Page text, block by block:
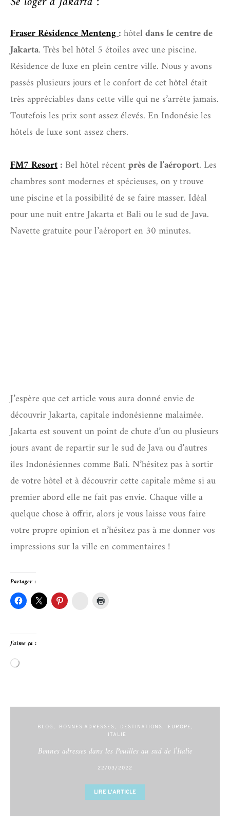
Fraser Résidence Menteng:hôteldans le centre de
Jakarta. Très bel hôtel 5 étoiles avec une piscine.
Résidence de luxe en plein centre ville. Nous y avons
passés plusieurs jours et le confort de cet hôtel était
très appréciables dans cette ville qui ne s’arrête jamais.
Toutefois les prix sont assez élevés. En Indonésie les
hôtels de luxe sont assez chers.
FM7 Resort: Bel hôtel récentprès de l’aéroport. Les
chambres sont modernes et spécieuses, on y trouve
une piscine et la possibilité de se faire masser. Idéal
pour une nuit entre Jakarta et Bali ou le sud de Java.
Navette gratuite pour l’aéroport en 30 minutes.
J’espère que cet article vous aura donné envie de
découvrir Jakarta, capitale indonésienne malaimée.
Jakarta est souvent un point de chute d’un ou plusieurs
jours avant de repartir sur le sud de Java ou d’autres
îles Indonésiennes comme Bali. N’hésitez pas à sortir
de votre hôtel et à découvrir cette capitale même si au
premier abord elle ne fait pas envie. Chaque ville a
quelque chose à offrir, alors je vous laisse vous faire
votre propre opinion et n’hésitez pas à me donner vos
impressions sur la ville en commentaires !
Partager :
Hellocoton
J’aime ça :
Chargement…
BLOG BONNES ADRESSES DESTINATIONS
EUROPE
ITALIE
Bonnes adresses dans les Pouilles au sud de l’Italie
22/03/2022
LIRE L'ARTICLE